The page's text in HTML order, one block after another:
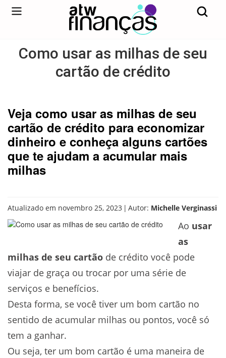
Como usar as milhas de seu
cartão de crédito
Veja como usar as milhas de seu
cartão de crédito para economizar
dinheiro e conheça alguns cartões
que te ajudam a acumular mais
milhas
Atualizado em novembro 25, 2023 | Autor: Michelle Verginassi
Ao usar
as
milhas de seu cartão de crédito você pode
viajar de graça ou trocar por uma série de
serviços e benefícios.
Desta forma, se você tiver um bom cartão no
sentido de acumular milhas ou pontos, você só
tem a ganhar.
Ou seja, ter um bom cartão é uma maneira de